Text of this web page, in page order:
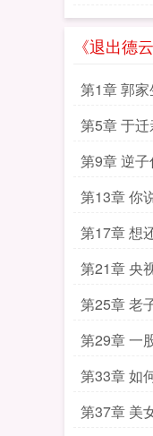
短
《退出德
第1章 郭
第5章 于
第9章 逆
第13章 你
第17章 想
收视率
第21章 央
第25章 老
第29章 一
第33章 如
第37章 美